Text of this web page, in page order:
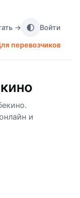
→ Войти
перевозчиков
и